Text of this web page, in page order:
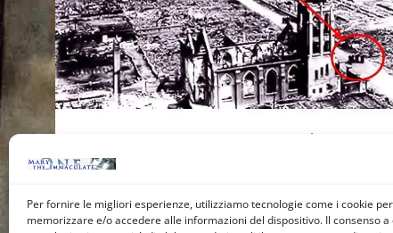
Per fornire le migliori esperienze, utilizziamo tecnologie come i cookie per
memorizzare e/o accedere alle informazioni del dispositivo. Il consenso a
IL MIRACOLO DI HIROSHIMA: Fu nel 1945
che fu sganciata la bomba atomica su
situata in una canonica…